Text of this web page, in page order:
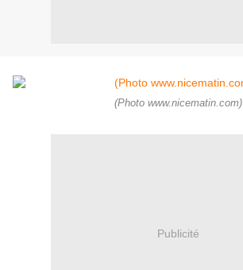
(Photo www.nicematin.com)
Publicité